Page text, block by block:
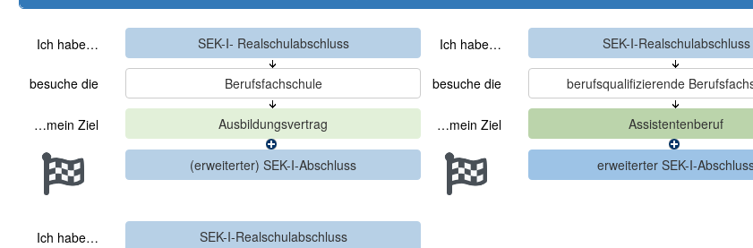
Ich habe…
besuche die
…mein Ziel
Ich habe…
besuche die
…mein Ziel
Ich habe…